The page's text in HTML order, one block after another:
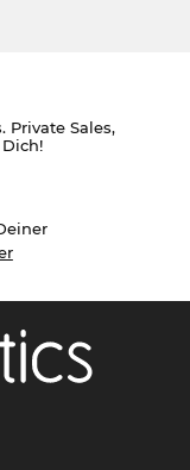
Private Sales,